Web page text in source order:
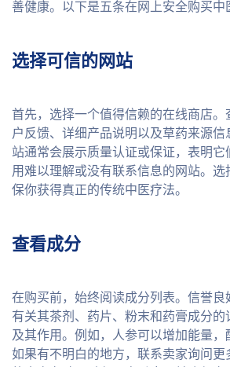
善健康。以下是五条在网上安全购买中
选择可信的网站
首先，选择一个值得信赖的在线商店
户反馈、详细产品说明以及草药来源
站通常会展示质量认证或保证，表明
用难以理解或没有联系信息的网站。
保你获得真正的传统中医疗法。
查看成分
在购买前，始终阅读成分列表。信誉
有关其茶剂、药片、粉末和药膏成分
及其作用。例如，人参可以增加能量，
如果有不明白的地方，联系卖家询问